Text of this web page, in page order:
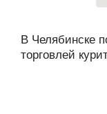
В Челябинске
торговлей